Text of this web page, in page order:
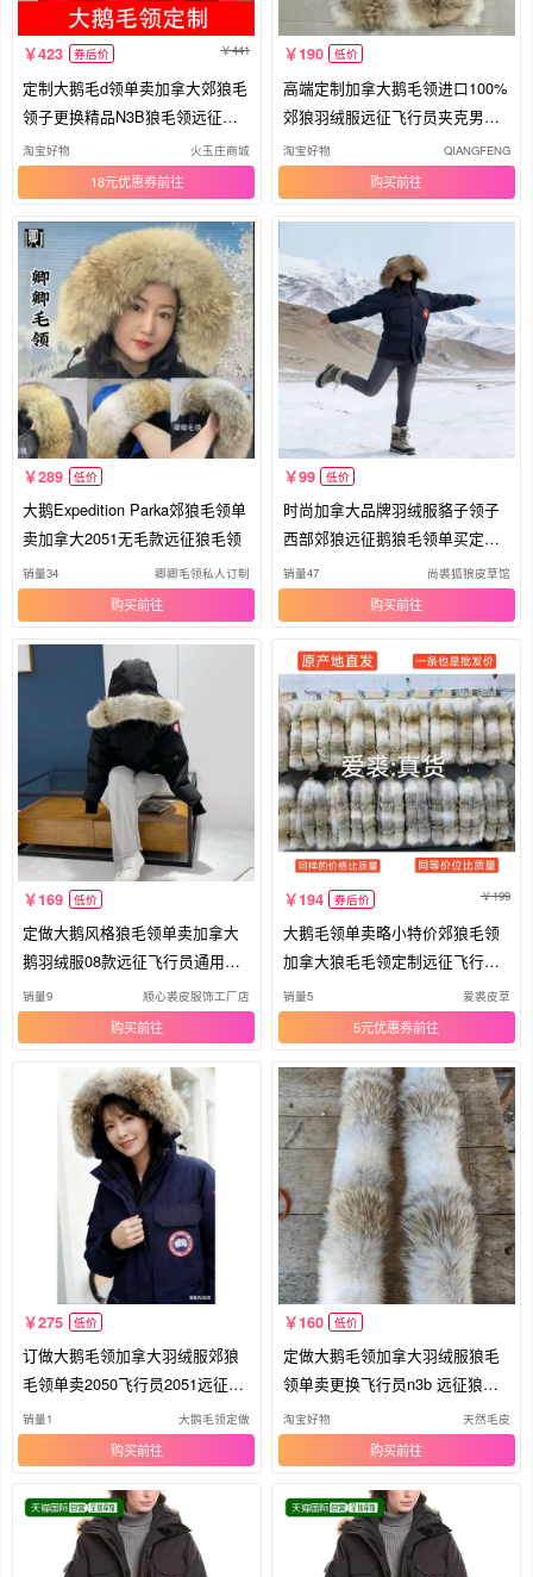
423 券后价 441
定制大鹅毛d领单卖加拿大郊狼毛
领子更换精品N3B狼毛领远征真
毛领
淘宝好物 火玉庄商城
18元优惠券
190 低价
高端定制加拿大鹅毛领进口100%
郊狼羽绒服远征飞行员夹克男女
通用
淘宝好物 QIANGFENG
购买
289 低价
大鹅Expedition Parka郊狼毛领单
卖加拿大2051无毛款远征狼毛领
销量34 卿卿毛领私人订制
购买
99 低价
时尚加拿大品牌羽绒服貉子领子
西部郊狼远征鹅狼毛领单买定制N
3B
销量47 尚裘狐狼皮草馆
购买
169 低价
定做大鹅风格狼毛领单卖加拿大
鹅羽绒服08款远征飞行员通用狼
毛领
销量9 顺心裘皮服饰工厂店
购买
194 券后价 199
大鹅毛领单卖略小特价郊狼毛领
加拿大狼毛毛领定制远征飞行员
毛领
销量5 爱裘皮草
5元优惠券
275 低价
订做大鹅毛领加拿大羽绒服郊狼
毛领单卖2050飞行员2051远征狼
毛领
销量1 大鹅毛领定做
购买
160 低价
定做大鹅毛领加拿大羽绒服狼毛
领单卖更换飞行员n3b 远征狼毛
领
淘宝好物 天然毛皮
购买